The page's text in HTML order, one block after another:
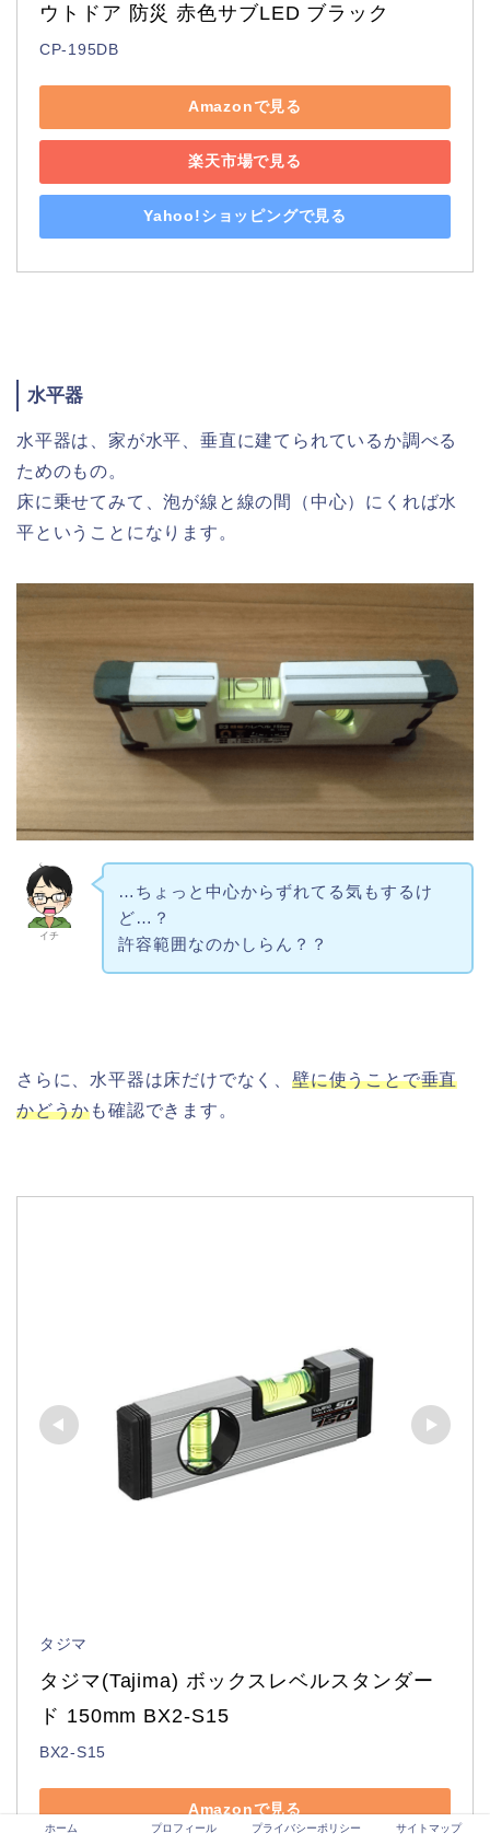
ウトドア 防災 赤色サブLED ブラック
CP-195DB
Amazonで見る
楽天市場で見る
Yahoo!ショッピングで見る
水平器
水平器は、家が水平、垂直に建てられているか調べる
ためのもの。
床に乗せてみて、泡が線と線の間（中心）にくれば水
平ということになります。
イチ
…ちょっと中心からずれてる気もするけ
ど…？
許容範囲なのかしらん？？
さらに、水平器は床だけでなく、 壁に使うことで垂直
かどうかも確認できます。
タジマ
タジマ(Tajima) ボックスレベルスタンダー
ド 150mm BX2-S15
BX2-S15
Amazonで見る
ホーム プロフィール プライバシーポリシー サイトマップ